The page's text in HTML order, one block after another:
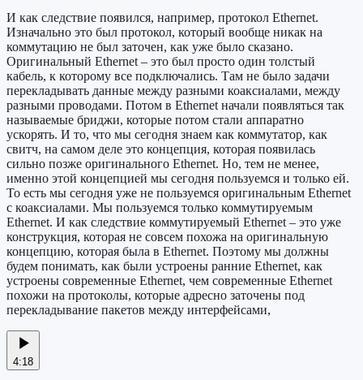
И как следствие появился, например, протокол Ethernet.
Изначально это был протокол, который вообще никак на
коммутацию не был заточен, как уже было сказано.
Оригинальный Ethernet – это был просто один толстый
кабель, к которому все подключались. Там не было задачи
перекладывать данные между разными коаксиалами, между
разными проводами. Потом в Ethernet начали появляться так
называемые бриджи, которые потом стали аппаратно
ускорять. И то, что мы сегодня знаем как коммутатор, как
свитч, на самом деле это концепция, которая появилась
сильно позже оригинального Ethernet. Но, тем не менее,
именно этой концепцией мы сегодня пользуемся и только ей.
То есть мы сегодня уже не пользуемся оригинальным Ethernet
с коаксиалами. Мы пользуемся только коммутируемым
Ethernet. И как следствие коммутируемый Ethernet – это уже
конструкция, которая не совсем похожа на оригинальную
концепцию, которая была в Ethernet. Поэтому мы должны
будем понимать, как были устроены ранние Ethernet, как
устроены современные Ethernet, чем современные Ethernet
похожи на протоколы, которые адресно заточены под
перекладывание пакетов между интерфейсами,
4:18